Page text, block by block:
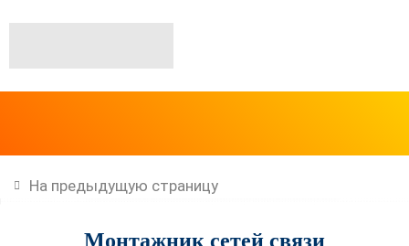
На предыдущую страницу
Монтажник сетей связи